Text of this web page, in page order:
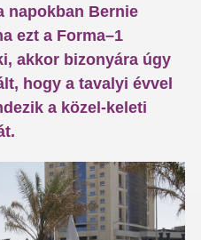
napokban Bernie
ezt a Forma–1
akkor bizonyára úgy
hogy a tavalyi évvel
a közel-keleti